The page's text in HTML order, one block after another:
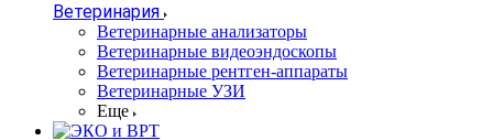
Ветеринария
Ветеринарные анализаторы
Ветеринарные видеоэндоскопы
Ветеринарные рентген-аппараты
Ветеринарные УЗИ
Еще